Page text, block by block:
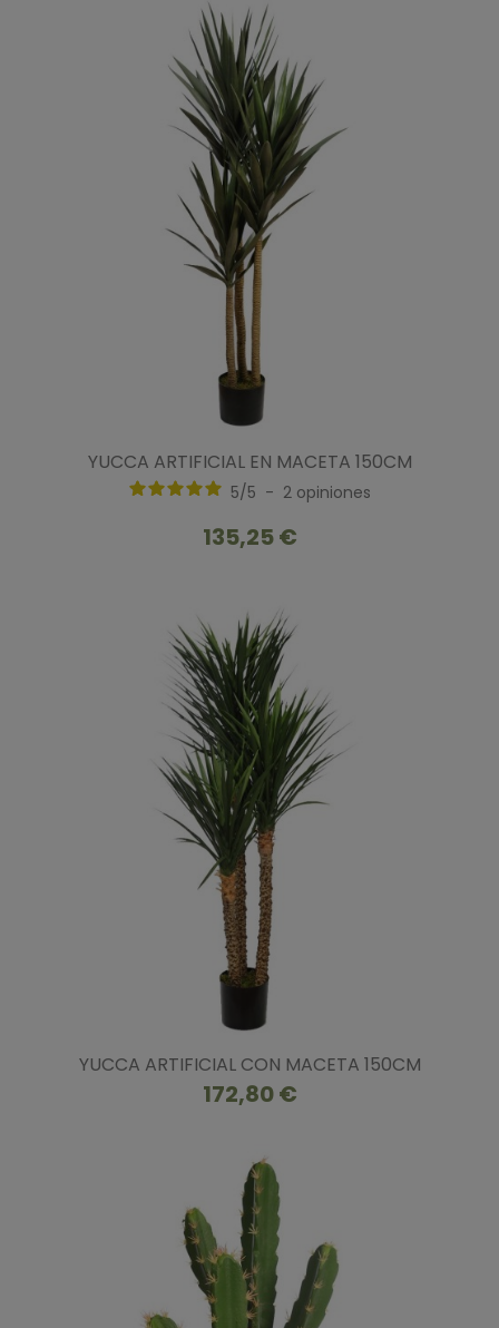
YUCCA ARTIFICIAL EN MACETA 150CM
5/5 - 2 opiniones
135,25 €
YUCCA ARTIFICIAL CON MACETA 150CM
172,80 €